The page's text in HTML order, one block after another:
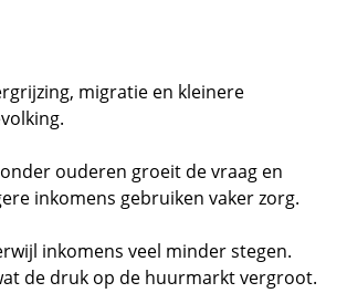
migratie en kleinere
ouderen groeit de vraag en
inkomens gebruiken vaker zorg.
inkomens veel minder stegen.
de druk op de huurmarkt vergroot.